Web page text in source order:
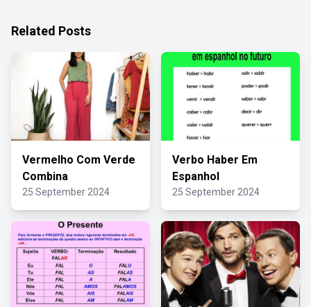
Related Posts
Vermelho Com Verde
Combina
25 September 2024
Verbo Haber Em
Espanhol
25 September 2024